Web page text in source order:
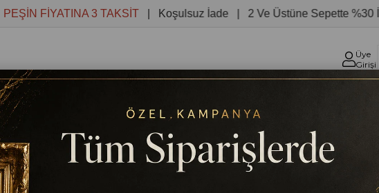
FİYATINA 3 TAKSİT| Koşulsuz İade | 2 Ve Üstüne Sepette %30
Üye
Girişi
Kanvas Tablolar Yuvarlak Tablolar Reprodüksiyon
YURUYUS YAĞLI BOYA DOKULU TABLO